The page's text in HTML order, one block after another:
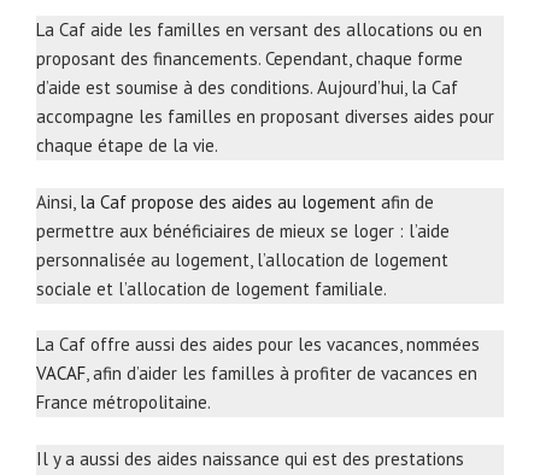
La Caf aide les familles en versant des allocations ou en
proposant des financements. Cependant, chaque forme
d’aide est soumise à des conditions. Aujourd’hui, la Caf
accompagne les familles en proposant diverses aides pour
chaque étape de la vie.
Ainsi, la Caf propose des aides au logement afin de
permettre aux bénéficiaires de mieux se loger : l’aide
personnalisée au logement, l’allocation de logement
sociale et l’allocation de logement familiale.
La Caf offre aussi des aides pour les vacances, nommées
VACAF, afin d’aider les familles à profiter de vacances en
France métropolitaine.
Il y a aussi des aides naissance qui est des prestations